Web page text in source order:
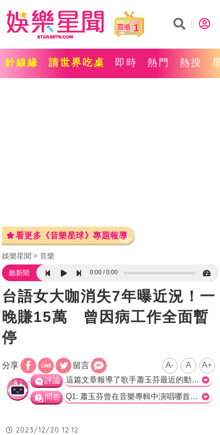
1
針線緣 請世界吃桌 即時 熱門 熱搜
看更多《音樂星球》專題報導
娛樂星聞 音樂
聽新聞 0:00 0:00
台語女大咖消失7年曝近況！一
晚賺15萬 曾因病工作全面暫
停
分享 留言 A- A A+
評論 這篇文章報導了歌手蕭玉芬最近的動態和回歸消息。文章指出蕭玉芬推出新專輯《愛的故事》，並分享了專輯中的新歌《無情火》。她曾經淡出歌壇，但現在宣布回歸，並引起曾經失聯的鐵粉們的驚喜。鐵粉們不僅把她的專輯訂購了100張，還送了禮物給她。蕭玉芬也分享了自己在歌壇淡出期間擔任斜槓直播主的經歷，並表示自己很開心能夠有與粉絲相聚的時光。文章中也評論了蕭玉芬的新歌曲風格，認為她以輕搖滾的演唱搭配濃郁的深情，形成強烈的對比，令人驚艷。 整體而言，這篇文章報導了蕭玉芬的音樂回歸和她在直播領域的新嘗試，並對她的新曲風給予了肯定。這些資訊對於蕭玉芬的粉絲來說是一個令人振奮的消息，也能讓大眾更加了解她的近況和努力。希望蕭玉芬能夠繼續保持音樂的創作激情，並為聽眾帶來更多驚喜。>
問答 Q1: 蕭玉芬曾在音樂專輯中演唱哪首歌？ A. 愛的故事 B. 無情火 C. 金曲毒藥 D. 天道 正確答案：B. 無情火 Q2: 蕭玉芬在疫情期間利用直播的方式與粉絲互動多久？ A. 30分鐘 B. 1小時 C. 2小時 D. 3小時 正確答案：C. 2小時 Q3: 蕭玉芬稱直播中的線上粉絲為什麼？ A. 朋友 B. 粉絲 C. 家人 D. 觀眾 正確答案：C. 家人
2023/12/20 12:12